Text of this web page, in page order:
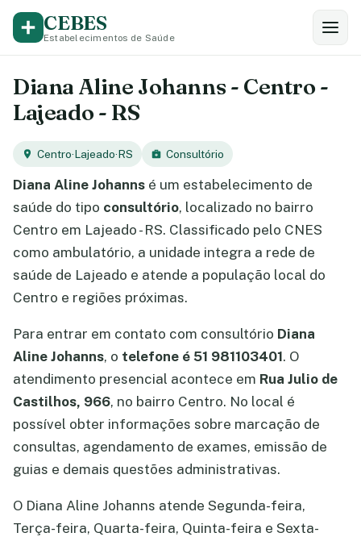
CEBES
Estabelecimentos de Saúde
Diana Aline Johanns - Centro -
Lajeado - RS
Centro·Lajeado·RS Consultório
Diana Aline Johanns é um estabelecimento de
saúde do tipo consultório, localizado no bairro
Centro em Lajeado - RS. Classificado pelo CNES
como ambulatório, a unidade integra a rede de
saúde de Lajeado e atende a população local do
Centro e regiões próximas.
Para entrar em contato com consultório Diana
Aline Johanns, o telefone é 51 981103401. O
atendimento presencial acontece em Rua Julio de
Castilhos, 966, no bairro Centro. No local é
possível obter informações sobre marcação de
consultas, agendamento de exames, emissão de
guias e demais questões administrativas.
O Diana Aline Johanns atende Segunda-feira,
Terça-feira, Quarta-feira, Quinta-feira e Sexta-